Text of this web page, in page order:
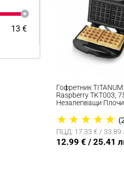
13 €
Гофретник TITANUM
Raspberry TKT003,
Незалепващи
★ ★ ★ ★ ★
ПЦД: 17.33 € / 33.89
12.99 € / 25.41